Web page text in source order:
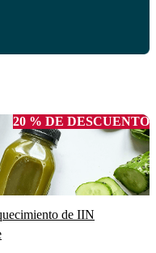
20 % DE DESCUENTO
de IIN